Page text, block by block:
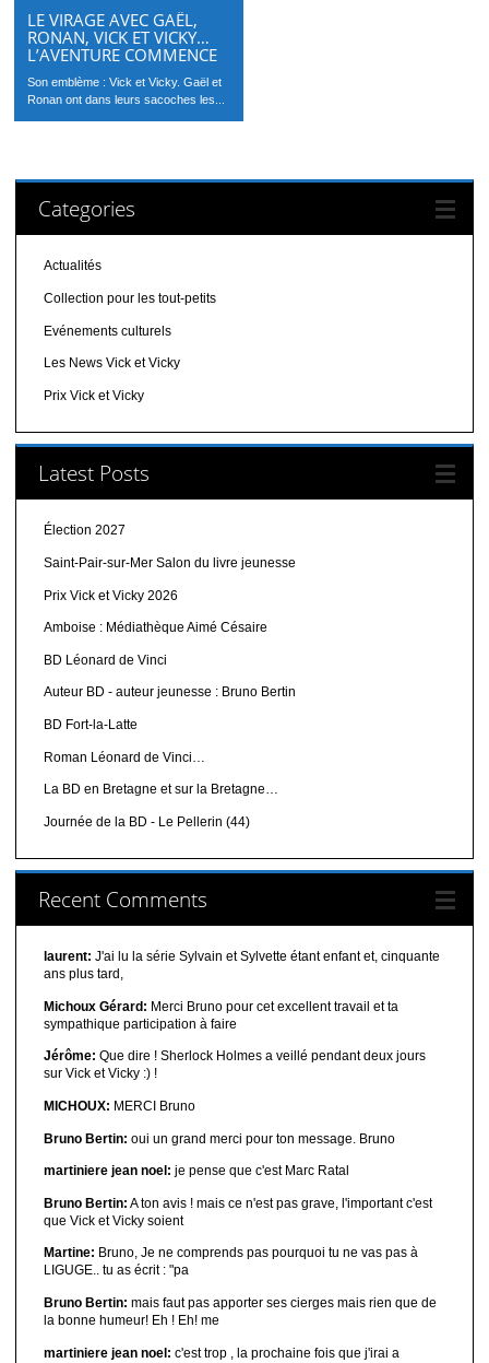
LE VIRAGE AVEC GAËL,
RONAN, VICK ET VICKY…
L’AVENTURE COMMENCE
Son emblème : Vick et Vicky. Gaël et
Ronan ont dans leurs sacoches les...
Categories
Actualités
Collection pour les tout-petits
Evénements culturels
Les News Vick et Vicky
Prix Vick et Vicky
Latest Posts
Élection 2027
Saint-Pair-sur-Mer Salon du livre jeunesse
Prix Vick et Vicky 2026
Amboise : Médiathèque Aimé Césaire
BD Léonard de Vinci
Auteur BD - auteur jeunesse : Bruno Bertin
BD Fort-la-Latte
Roman Léonard de Vinci…
La BD en Bretagne et sur la Bretagne…
Journée de la BD - Le Pellerin (44)
Recent Comments
laurent: J'ai lu la série Sylvain et Sylvette étant enfant et, cinquante
ans plus tard,
Michoux Gérard: Merci Bruno pour cet excellent travail et ta
sympathique participation à faire
Jérôme: Que dire ! Sherlock Holmes a veillé pendant deux jours
sur Vick et Vicky :) !
MICHOUX: MERCI Bruno
Bruno Bertin: oui un grand merci pour ton message. Bruno
martiniere jean noel: je pense que c'est Marc Ratal
Bruno Bertin: A ton avis ! mais ce n'est pas grave, l'important c'est
que Vick et Vicky soient
Martine: Bruno, Je ne comprends pas pourquoi tu ne vas pas à
LIGUGE.. tu as écrit : "pa
Bruno Bertin: mais faut pas apporter ses cierges mais rien que de
la bonne humeur! Eh ! Eh! me
martiniere jean noel: c'est trop , la prochaine fois que j'irai a